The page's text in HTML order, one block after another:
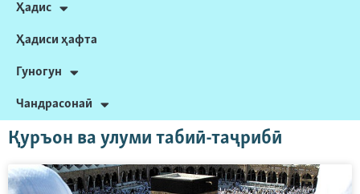
Ҳадис
Ҳадиси ҳафта
Гуногун
Чандрасонаӣ
Қуръон ва улуми табиӣ-таҷрибӣ